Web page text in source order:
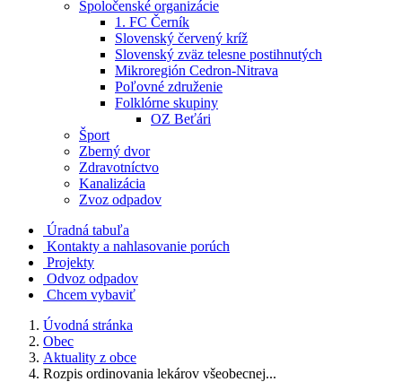
Spoločenské organizácie
1. FC Černík
Slovenský červený kríž
Slovenský zväz telesne postihnutých
Mikroregión Cedron-Nitrava
Poľovné združenie
Folklórne skupiny
OZ Beťári
Šport
Zberný dvor
Zdravotníctvo
Kanalizácia
Zvoz odpadov
Úradná tabuľa
Kontakty a nahlasovanie porúch
Projekty
Odvoz odpadov
Chcem vybaviť
Úvodná stránka
Obec
Aktuality z obce
Rozpis ordinovania lekárov všeobecnej...